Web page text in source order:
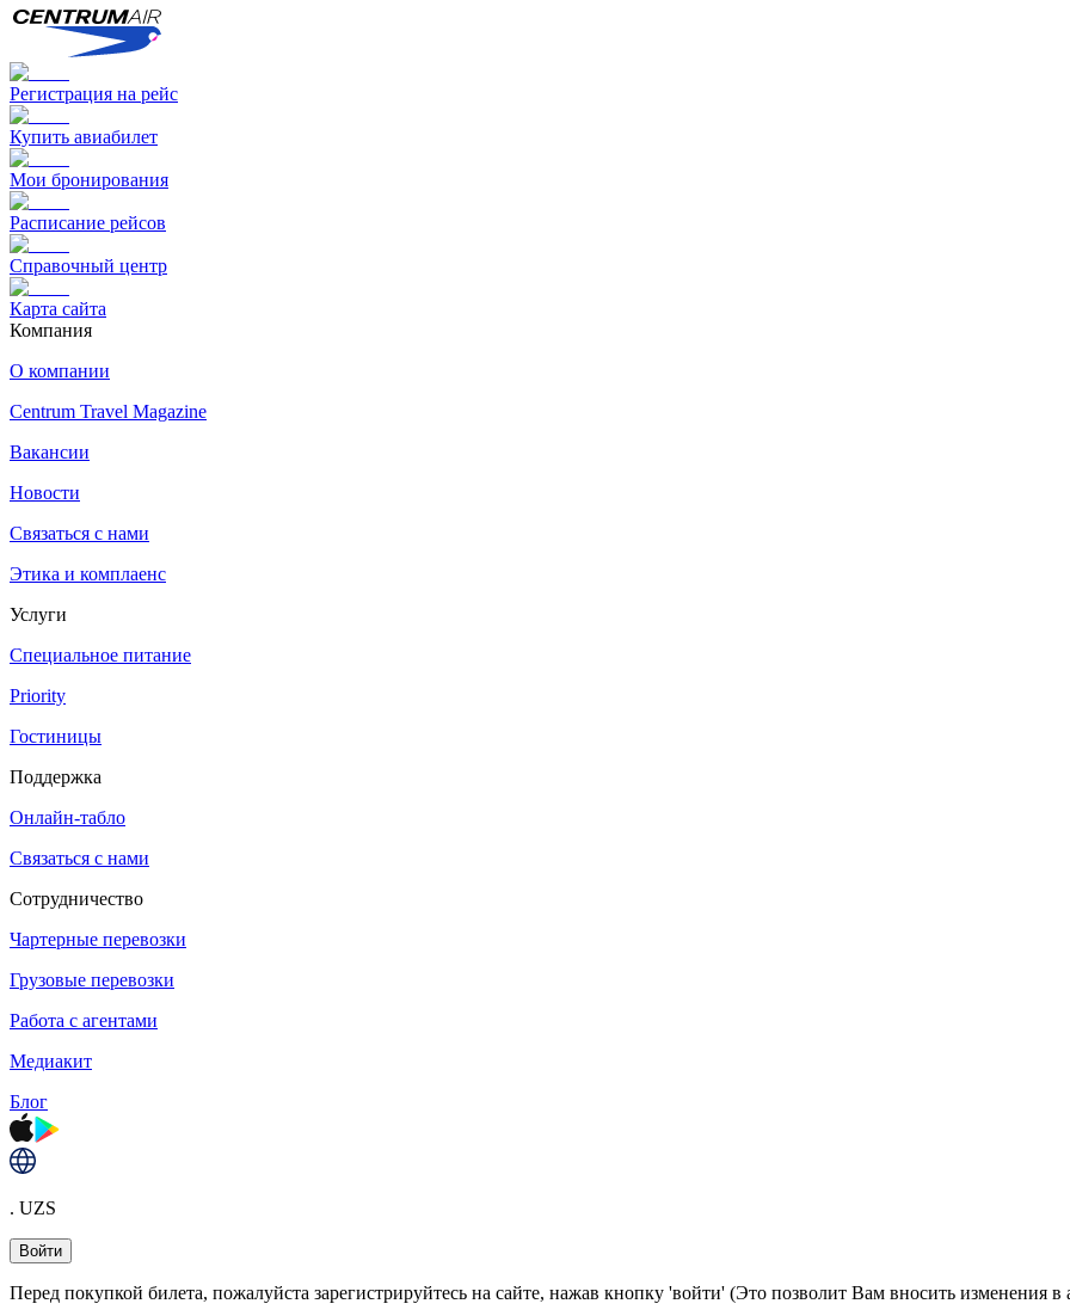
Регистрация на рейс
Купить авиабилет
Мои бронирования
Расписание рейсов
Справочный центр
Карта сайта
Компания
О компании
Centrum Travel Magazine
Вакансии
Новости
Связаться с нами
Этика и комплаенс
Услуги
Специальное питание
Priority
Гостиницы
Поддержка
Онлайн-табло
Связаться с нами
Сотрудничество
Чартерные перевозки
Грузовые перевозки
Работа с агентами
Медиакит
Блог
. UZS
Войти
Перед покупкой билета, пожалуйста зарегистрируйтесь на сайте, нажав кнопку 'войти' (Это позволит Вам вносить изменения в